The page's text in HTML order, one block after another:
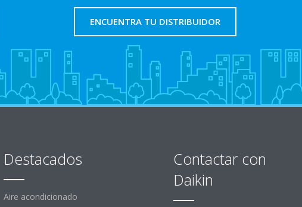
ENCUENTRA TU DISTRIBUIDOR
Destacados
Aire acondicionado
Contactar con
Daikin